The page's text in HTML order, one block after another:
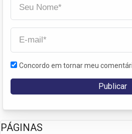
Concordo em tornar meu
PÁGINAS